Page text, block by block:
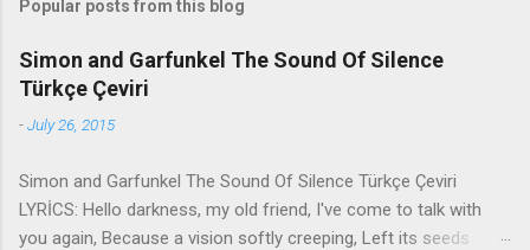
Popular posts from this blog
Simon and Garfunkel The Sound Of Silence
Türkçe Çeviri
-July 26, 2015
Simon and Garfunkel The Sound Of Silence Türkçe Çeviri
LYRİCS: Hello darkness, my old friend, I've come to talk with
you again, Because a vision softly creeping, Left its seeds